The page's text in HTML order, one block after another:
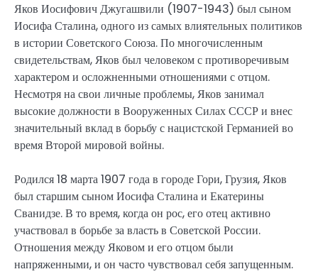
Яков Иосифович Джугашвили (1907-1943) был сыном
Иосифа Сталина, одного из самых влиятельных политиков
в истории Советского Союза. По многочисленным
свидетельствам, Яков был человеком с противоречивым
характером и осложненными отношениями с отцом.
Несмотря на свои личные проблемы, Яков занимал
высокие должности в Вооруженных Силах СССР и внес
значительный вклад в борьбу с нацистской Германией во
время Второй мировой войны.
Родился 18 марта 1907 года в городе Гори, Грузия, Яков
был старшим сыном Иосифа Сталина и Екатерины
Сванидзе. В то время, когда он рос, его отец активно
участвовал в борьбе за власть в Советской России.
Отношения между Яковом и его отцом были
напряженными, и он часто чувствовал себя запущенным.